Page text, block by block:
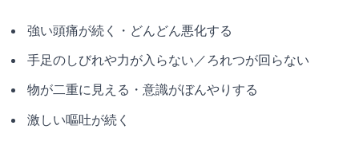
強い頭痛が続く・どんどん悪化する
手足のしびれや力が入らない／ろれつが回らない
物が二重に見える・意識がぼんやりする
激しい嘔吐が続く